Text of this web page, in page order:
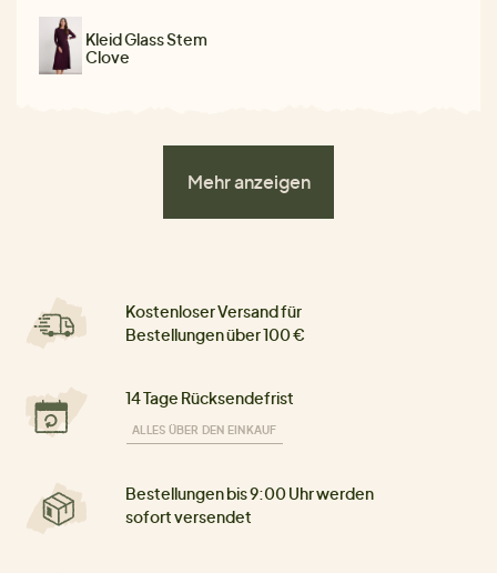
Kleid Glass Stem
Clove
Mehr anzeigen
Kostenloser Versand für
Bestellungen über 100 €
14 Tage Rücksendefrist
ALLES ÜBER DEN EINKAUF
Bestellungen bis 9:00 Uhr werden
sofort versendet